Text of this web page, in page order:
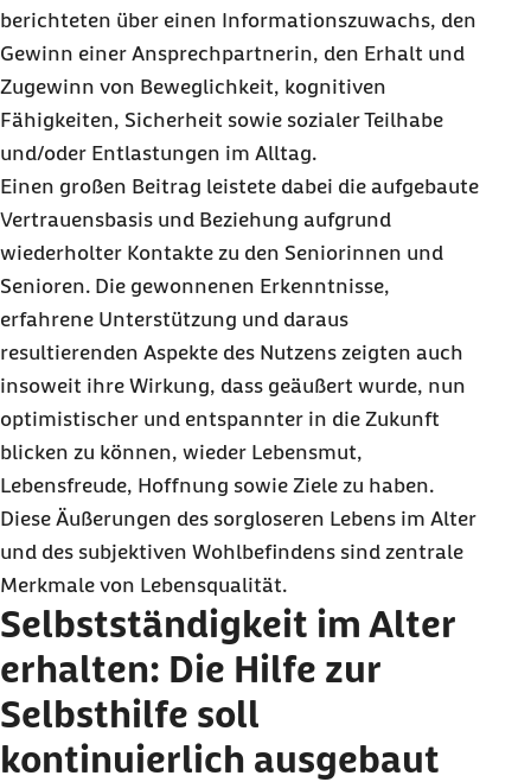
berichteten über einen Informationszuwachs, den
Gewinn einer Ansprechpartnerin, den Erhalt und
Zugewinn von Beweglichkeit, kognitiven
Fähigkeiten, Sicherheit sowie sozialer Teilhabe
und/oder Entlastungen im Alltag.
Einen großen Beitrag leistete dabei die aufgebaute
Vertrauensbasis und Beziehung aufgrund
wiederholter Kontakte zu den Seniorinnen und
Senioren. Die gewonnenen Erkenntnisse,
erfahrene Unterstützung und daraus
resultierenden Aspekte des Nutzens zeigten auch
insoweit ihre Wirkung, dass geäußert wurde, nun
optimistischer und entspannter in die Zukunft
blicken zu können, wieder Lebensmut,
Lebensfreude, Hoffnung sowie Ziele zu haben.
Diese Äußerungen des sorgloseren Lebens im Alter
und des subjektiven Wohlbefindens sind zentrale
Merkmale von Lebensqualität.
Selbstständigkeit im Alter
erhalten: Die Hilfe zur
Selbsthilfe soll
kontinuierlich ausgebaut